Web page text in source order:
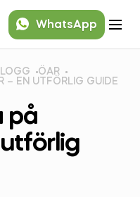
WhatsApp
ÖAR
– EN UTFÖRLIG GUIDE
på